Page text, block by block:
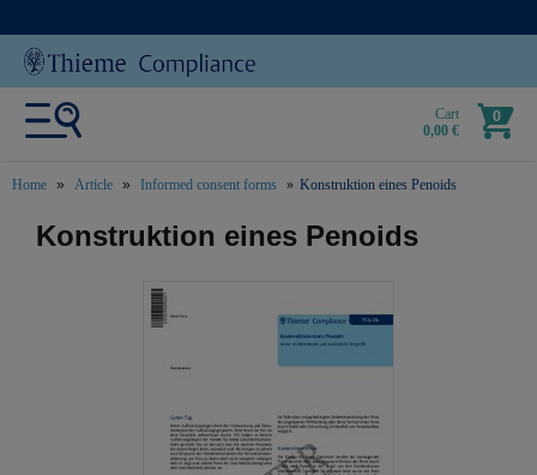
Cart
0,00 €
0
Home Article Informed consent forms Konstruktion eines Penoids
text.skipToContent
text.skipToNavigation
Konstruktion eines Penoids